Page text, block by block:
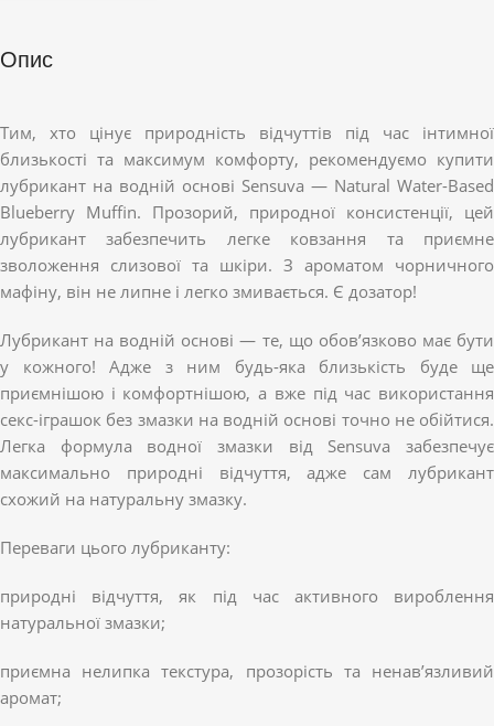
Опис
Тим, хто цінує природність відчуттів під час інтимної
близькості та максимум комфорту, рекомендуємо купити
лубрикант на водній основі Sensuva — Natural Water-Based
Blueberry Muffin. Прозорий, природної консистенції, цей
лубрикант забезпечить легке ковзання та приємне
зволоження слизової та шкіри. З ароматом чорничного
мафіну, він не липне і легко змивається. Є дозатор!
Лубрикант на водній основі — те, що обов’язково має бути
у кожного! Адже з ним будь-яка близькість буде ще
приємнішою і комфортнішою, а вже під час використання
секс-іграшок без змазки на водній основі точно не обійтися.
Легка формула водної змазки від Sensuva забезпечує
максимально природні відчуття, адже сам лубрикант
схожий на натуральну змазку.
Переваги цього лубриканту:
природні відчуття, як під час активного вироблення
натуральної змазки;
приємна нелипка текстура, прозорість та ненав’язливий
аромат;